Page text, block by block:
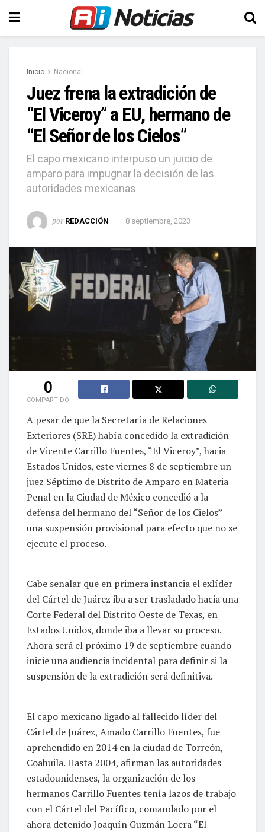
Inicio Nacional
Juez frena la extradición de
“El Viceroy” a EU, hermano de
“El Señor de los Cielos”
El capo mexicano interpuso un juicio de
amparo para impugnar la decisión de las
autoridades mexicanas
por REDACCIÓN 8 septiembre, 2023
0
COMPARTIDO
A pesar de que la Secretaría de Relaciones
Exteriores (SRE) había concedido la extradición
de Vicente Carrillo Fuentes, “El Viceroy”, hacia
Estados Unidos, este viernes 8 de septiembre un
juez Séptimo de Distrito de Amparo en Materia
Penal en la Ciudad de México concedió a la
defensa del hermano del “Señor de los Cielos”
una suspensión provisional para efecto que no se
ejecute el proceso.
Cabe señalar que en primera instancia el exlíder
del Cártel de Juárez iba a ser trasladado hacia una
Corte Federal del Distrito Oeste de Texas, en
Estados Unidos, donde iba a llevar su proceso.
Ahora será el próximo 19 de septiembre cuando
inicie una audiencia incidental para definir si la
suspensión de la extradición será definitiva.
El capo mexicano ligado al fallecido líder del
Cártel de Juárez, Amado Carrillo Fuentes, fue
aprehendido en 2014 en la ciudad de Torreón,
Coahuila. Hasta 2004, afirman las autoridades
estadounidenses, la organización de los
hermanos Carrillo Fuentes tenía lazos de trabajo
con el Cártel del Pacífico, comandado por el
ahora detenido Joaquín Guzmán Loera “El